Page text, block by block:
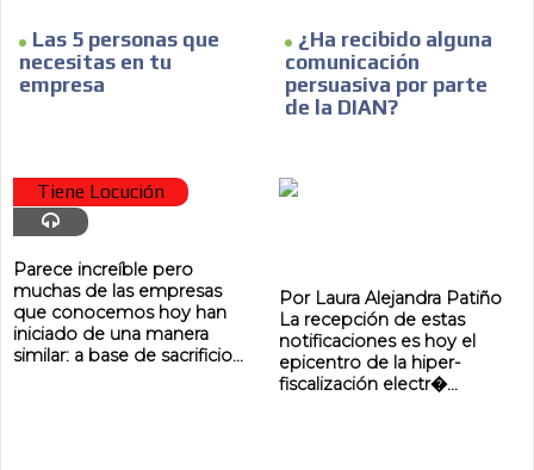
Las 5 personas que
necesitas en tu
empresa
Tiene Locución
Parece increíble pero
muchas de las empresas
que conocemos hoy han
iniciado de una manera
similar: a base de sacrificio...
¿Ha recibido alguna
comunicación
persuasiva por parte
de la DIAN?
Por Laura Alejandra Patiño
La recepción de estas
notificaciones es hoy el
epicentro de la hiper-
fiscalización electr�...